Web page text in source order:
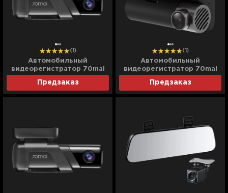
(1)
Автомобильный
видеорегистратор 70mai
(Global)
Предзаказ
(1)
Автомобильный
видеорегистратор 70mai
(Global)
Предзаказ